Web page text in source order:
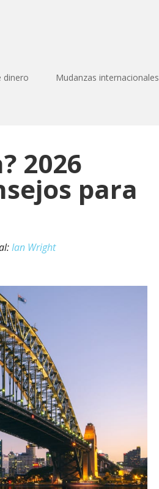
dinero Mudanzas internacionales
2026
para
Ian Wright